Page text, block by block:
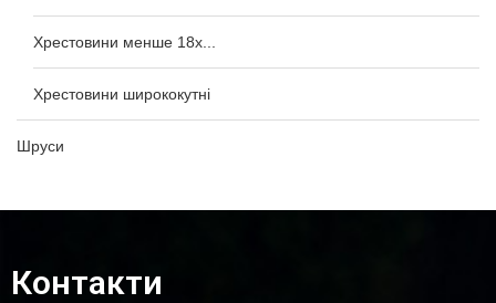
Хрестовини менше 18x...
Хрестовини ширококутні
Шруси
Контакти